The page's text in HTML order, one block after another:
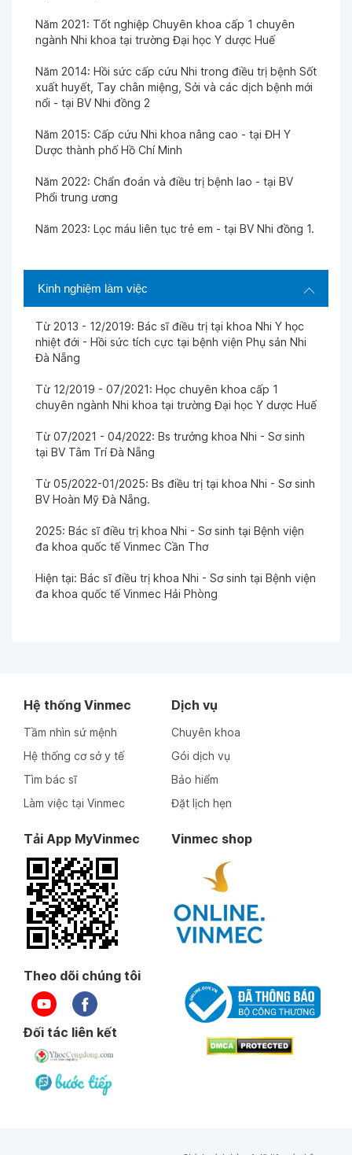
Năm 2021: Tốt nghiệp Chuyên khoa cấp 1 chuyên
ngành Nhi khoa tại trường Đại học Y dược Huế
Năm 2014: Hồi sức cấp cứu Nhi trong điều trị bệnh Sốt
xuất huyết, Tay chân miệng, Sởi và các dịch bệnh mới
nổi - tại BV Nhi đồng 2
Năm 2015: Cấp cứu Nhi khoa nâng cao - tại ĐH Y
Dược thành phố Hồ Chí Minh
Năm 2022: Chẩn đoán và điều trị bệnh lao - tại BV
Phổi trung ương
Năm 2023: Lọc máu liên tục trẻ em - tại BV Nhi đồng 1.
Kinh nghiệm làm việc
Từ 2013 - 12/2019: Bác sĩ điều trị tại khoa Nhi Y học
nhiệt đới - Hồi sức tích cực tại bệnh viện Phụ sản Nhi
Đà Nẵng
Từ 12/2019 - 07/2021: Học chuyên khoa cấp 1
chuyên ngành Nhi khoa tại trường Đại học Y dược Huế
Từ 07/2021 - 04/2022: Bs trưởng khoa Nhi - Sơ sinh
tại BV Tâm Trí Đà Nẵng
Từ 05/2022-01/2025: Bs điều trị tại khoa Nhi - Sơ sinh
BV Hoàn Mỹ Đà Nẵng.
2025: Bác sĩ điều trị khoa Nhi - Sơ sinh tại Bệnh viện
đa khoa quốc tế Vinmec Cần Thơ
Hiện tại: Bác sĩ điều trị khoa Nhi - Sơ sinh tại Bệnh viện
đa khoa quốc tế Vinmec Hải Phòng
Hệ thống Vinmec
Tầm nhìn sứ mệnh
Hệ thống cơ sở y tế
Tìm bác sĩ
Làm việc tại Vinmec
Dịch vụ
Chuyên khoa
Gói dịch vụ
Bảo hiểm
Đặt lịch hẹn
Tải App MyVinmec Vinmec shop
Theo dõi chúng tôi
Đối tác liên kết